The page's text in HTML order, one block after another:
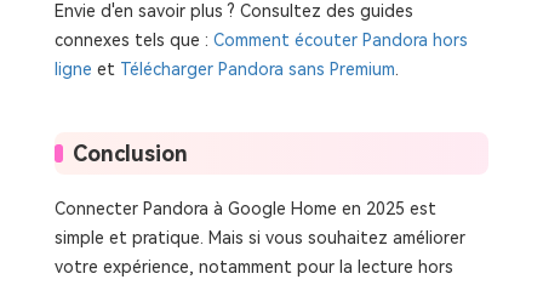
Envie d'en savoir plus ? Consultez des guides
connexes tels que : Comment écouter Pandora hors
ligne et Télécharger Pandora sans Premium.
Conclusion
Connecter Pandora à Google Home en 2025 est
simple et pratique. Mais si vous souhaitez améliorer
votre expérience, notamment pour la lecture hors